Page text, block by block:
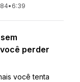
• 6:39
perder
você tenta